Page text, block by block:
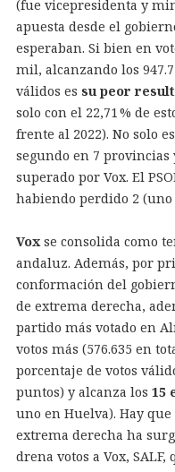
(fue vicepresidenta y
apuesta desde el
esperaban. Si bien en
mil, alcanzando los
válidos es su peor
solo con el 22,71 % de
frente al 2022). No solo
segundo en 7
superado por Vox. El
habiendo perdido 2
Voxse consolida como
andaluz. Además, por
conformación del
de extrema derecha,
partido más votado en
votos más (576.635 en
porcentaje de votos
puntos) y alcanza los 15
uno en Huelva). Hay
extrema derecha ha
drena votos a Vox,